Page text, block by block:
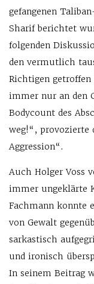
gefangenen
Sharif berichtet
folgenden
den vermutlich
Richtigen getroffen
immer nur an den
Bodycount des
weg!“, provozierte
Aggression“.
Auch Holger Voss
immer ungeklärte
Fachmann konnte
von Gewalt
sarkastisch
und ironisch
In seinem Beitrag